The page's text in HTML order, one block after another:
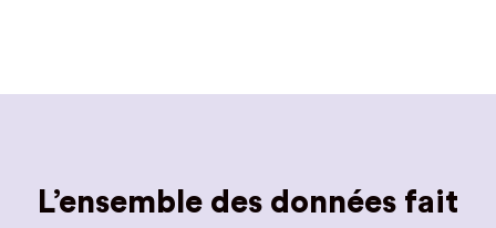
L’ensemble des données fait